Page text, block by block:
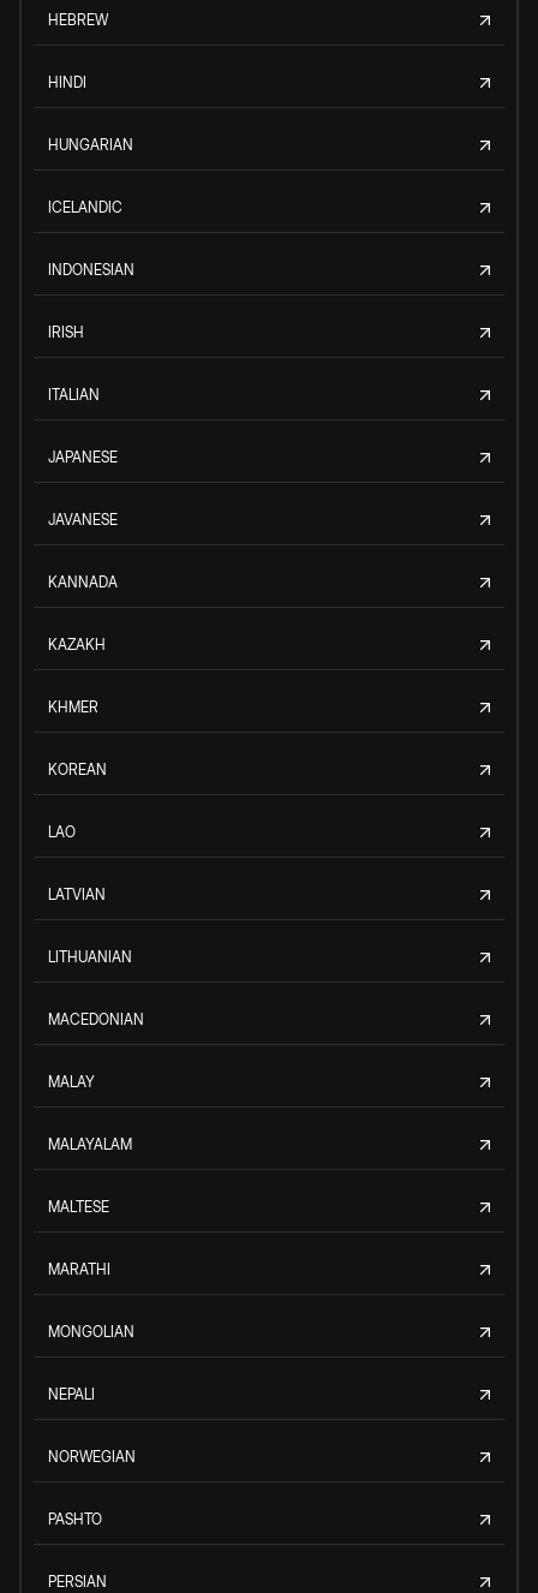
HEBREW
HINDI
HUNGARIAN
ICELANDIC
INDONESIAN
IRISH
ITALIAN
JAPANESE
JAVANESE
KANNADA
KAZAKH
KHMER
KOREAN
LAO
LATVIAN
LITHUANIAN
MACEDONIAN
MALAY
MALAYALAM
MALTESE
MARATHI
MONGOLIAN
NEPALI
NORWEGIAN
PASHTO
PERSIAN